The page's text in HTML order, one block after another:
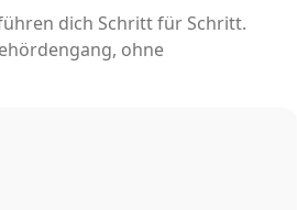
dich Schritt für Schritt.
ohne